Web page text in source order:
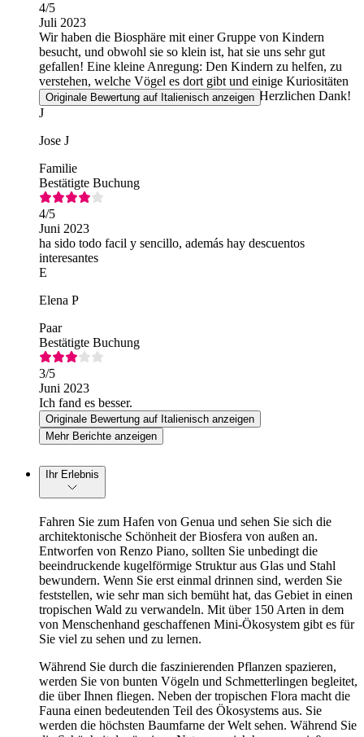
4/5
Juli 2023
Wir haben die Biosphäre mit einer Gruppe von Kindern
besucht, und obwohl sie so klein ist, hat sie uns sehr gut
gefallen! Eine kleine Anregung: Den Kindern zu helfen, zu
verstehen, welche Vögel es dort gibt und einige Kuriositäten
über sie zu erfahren, würde nicht schaden! Herzlichen Dank!
Originale Bewertung auf Italienisch anzeigen
J
Jose J
Familie
Bestätigte Buchung
4/5
Juni 2023
ha sido todo facil y sencillo, además hay descuentos
interesantes
E
Elena P
Paar
Bestätigte Buchung
3/5
Juni 2023
Ich fand es besser.
Originale Bewertung auf Italienisch anzeigen
Mehr Berichte anzeigen
Ihr Erlebnis
Fahren Sie zum Hafen von Genua und sehen Sie sich die
architektonische Schönheit der Biosfera von außen an.
Entworfen von Renzo Piano, sollten Sie unbedingt die
beeindruckende kugelförmige Struktur aus Glas und Stahl
bewundern. Wenn Sie erst einmal drinnen sind, werden Sie
feststellen, wie sehr man sich bemüht hat, das Gebiet in einen
tropischen Wald zu verwandeln. Mit über 150 Arten in dem
von Menschenhand geschaffenen Mini-Ökosystem gibt es für
Sie viel zu sehen und zu lernen.
Während Sie durch die faszinierenden Pflanzen spazieren,
werden Sie von bunten Vögeln und Schmetterlingen begleitet,
die über Ihnen fliegen. Neben der tropischen Flora macht die
Fauna einen bedeutenden Teil des Ökosystems aus. Sie
werden die höchsten Baumfarne der Welt sehen. Während Sie